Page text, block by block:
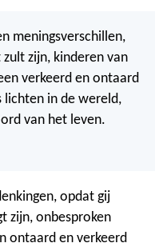
meningsverschillen,
zijn, kinderen van
verkeerd en ontaard
lichten in de wereld,
van het leven.
opdat gij
zijn, onbesproken
ontaard en verkeerd